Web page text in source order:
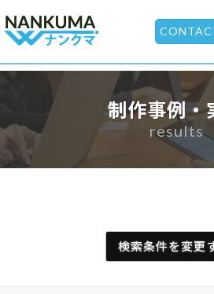
制作事例・
results
検索条件を変更